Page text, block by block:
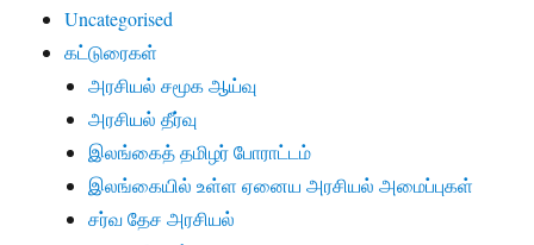
Uncategorised
கட்டுரைகள்
அரசியல் சமூக ஆய்வு
அரசியல் தீர்வு
இலங்கைத் தமிழர் போராட்டம்
இலங்கையில் உள்ள ஏனைய அரசியல் அமைப்புகள்
சர்வ தேச அரசியல்